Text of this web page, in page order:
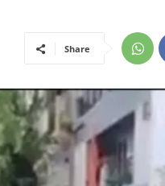
Share